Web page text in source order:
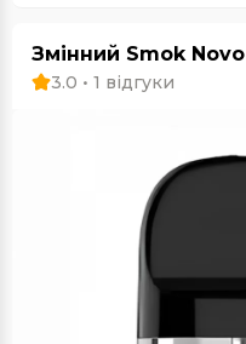
Змінний Smok
3.0 • 1 відгуки